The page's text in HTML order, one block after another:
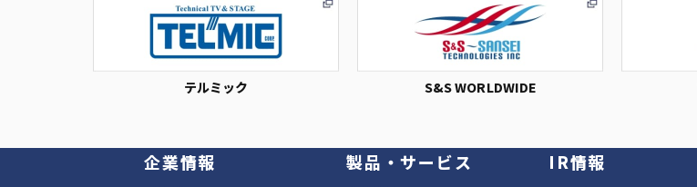
テルミック S&S WORLDWIDE
企業情報 製品・サービス IR情報